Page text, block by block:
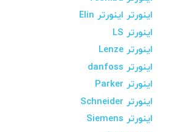
اینورتر اینورتر Elin
اینورتر LS
اینورتر Lenze
اینورتر danfoss
اینورتر Parker
اینورتر Schneider
اینورتر Siemens